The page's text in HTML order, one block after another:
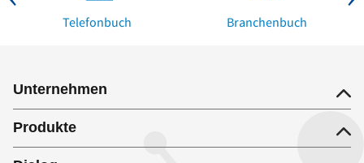
Telefonbuch Branchenbuch
Unternehmen
Produkte